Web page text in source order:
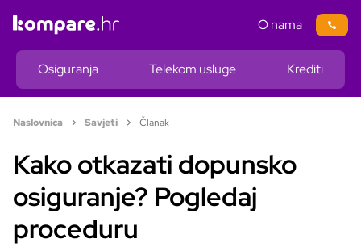
Osiguranja Telekom usluge Krediti
O nama
Naslovnica Savjeti Članak
Kako otkazati dopunsko
osiguranje? Pogledaj
proceduru